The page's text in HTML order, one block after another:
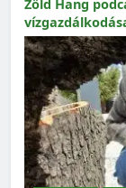
Zöld Hang